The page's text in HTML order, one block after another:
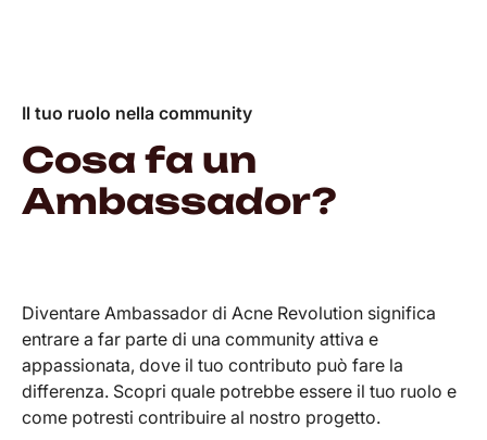
Il tuo ruolo nella community
Cosa fa un
Ambassador?
Diventare Ambassador di Acne Revolution significa
entrare a far parte di una community attiva e
appassionata, dove il tuo contributo può fare la
differenza. Scopri quale potrebbe essere il tuo ruolo e
come potresti contribuire al nostro progetto.